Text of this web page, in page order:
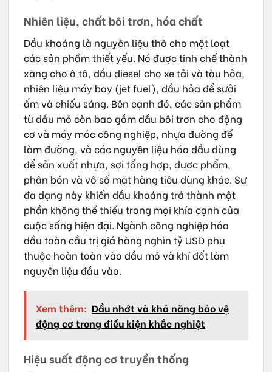
Nhiên liệu, chất bôi trơn, hóa chất
Dầu khoáng là nguyên liệu thô cho một loạt
các sản phẩm thiết yếu. Nó được tinh chế thành
xăng cho ô tô, dầu diesel cho xe tải và tàu hỏa,
nhiên liệu máy bay (jet fuel), dầu hỏa để sưởi
ấm và chiếu sáng. Bên cạnh đó, các sản phẩm
từ dầu mỏ còn bao gồm dầu bôi trơn cho động
cơ và máy móc công nghiệp, nhựa đường để
làm đường, và các nguyên liệu hóa dầu dùng
để sản xuất nhựa, sợi tổng hợp, dược phẩm,
phân bón và vô số mặt hàng tiêu dùng khác. Sự
đa dạng này khiến dầu khoáng trở thành một
phần không thể thiếu trong mọi khía cạnh của
cuộc sống hiện đại. Ngành công nghiệp hóa
dầu toàn cầu trị giá hàng nghìn tỷ USD phụ
thuộc hoàn toàn vào dầu mỏ và khí đốt làm
nguyên liệu đầu vào.
Xem thêm: Dầu nhớt và khả năng bảo vệ
động cơ trong điều kiện khắc nghiệt
Hiệu suất động cơ truyền thống